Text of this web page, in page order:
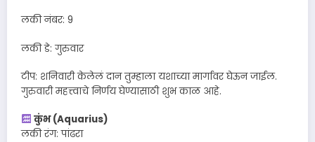
लकी नंबर: 9
लकी डे: गुरुवार
टीप: शनिवारी केलेलं दान तुम्हाला यशाच्या मार्गावर घेऊन जाईल.
गुरुवारी महत्त्वाचे निर्णय घेण्यासाठी शुभ काळ आहे.
कुंभ (Aquarius)
लकी रंग: पांढरा